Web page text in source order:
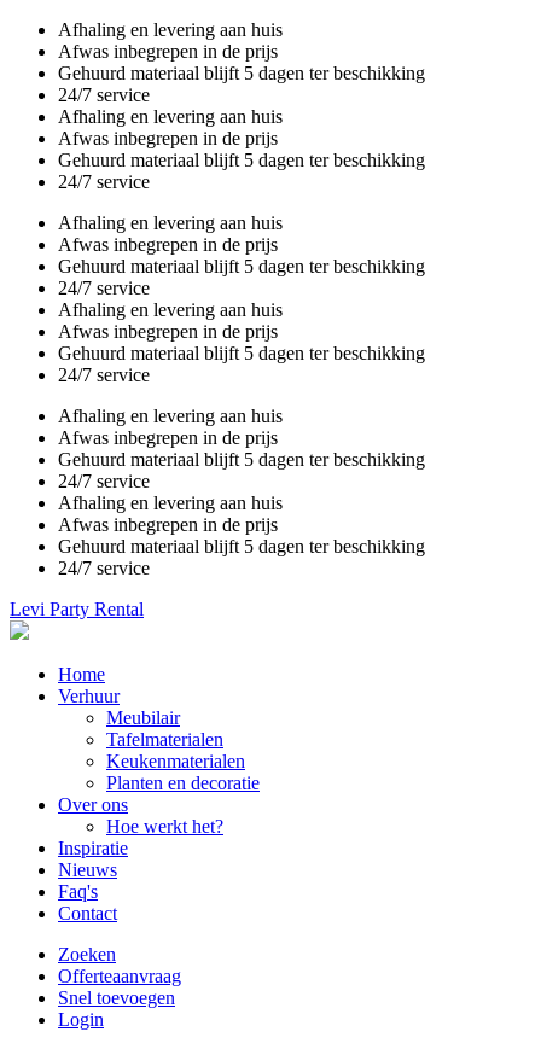
Overslaan
naar
inhoud
gaan
Afhaling en levering aan huis
Afwas inbegrepen in de prijs
Gehuurd materiaal blijft 5 dagen ter beschikking
24/7 service
Afhaling en levering aan huis
Afwas inbegrepen in de prijs
Gehuurd materiaal blijft 5 dagen ter beschikking
24/7 service
Afhaling en levering aan huis
Afwas inbegrepen in de prijs
Gehuurd materiaal blijft 5 dagen ter beschikking
24/7 service
Afhaling en levering aan huis
Afwas inbegrepen in de prijs
Gehuurd materiaal blijft 5 dagen ter beschikking
24/7 service
Afhaling en levering aan huis
Afwas inbegrepen in de prijs
Gehuurd materiaal blijft 5 dagen ter beschikking
24/7 service
Afhaling en levering aan huis
Afwas inbegrepen in de prijs
Gehuurd materiaal blijft 5 dagen ter beschikking
24/7 service
Levi Party Rental
Main
navigation
Home
Verhuur
Meubilair
Tafelmaterialen
Keukenmaterialen
Planten en decoratie
Over ons
Hoe werkt het?
Inspiratie
Nieuws
Faq's
Contact
Zoeken
Offerteaanvraag
Snel toevoegen
Login